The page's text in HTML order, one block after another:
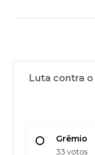
Luta contra
Grêmio
33 votos